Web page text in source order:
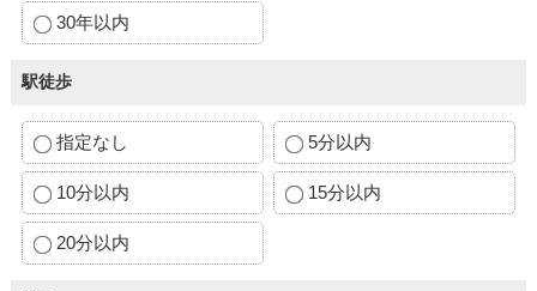
30年以内
駅徒歩
指定なし 5分以内
10分以内 15分以内
20分以内